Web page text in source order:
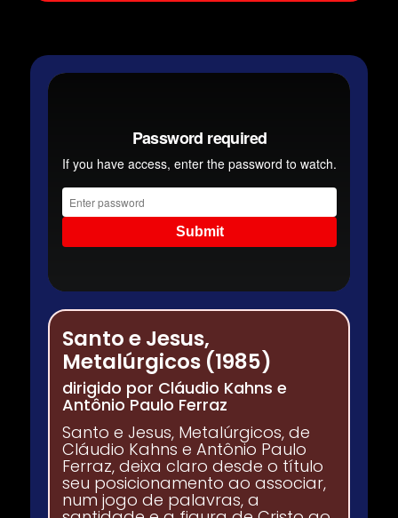
Santo e Jesus,
Metalúrgicos (1985)
dirigido por Cláudio Kahns e
Antônio Paulo Ferraz
Santo e Jesus, Metalúrgicos, de
Cláudio Kahns e Antônio Paulo
Ferraz, deixa claro desde o título
seu posicionamento ao associar,
num jogo de palavras, a